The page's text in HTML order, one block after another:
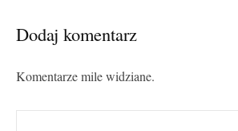
Dodaj komentarz
Komentarze mile widziane.